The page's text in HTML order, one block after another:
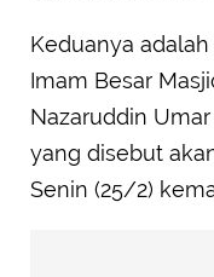
Keduanya
Imam Besar
Nazaruddin
yang disebut
Senin (25/2)